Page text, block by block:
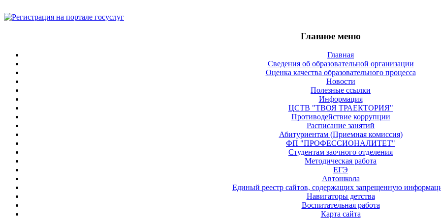
Главное меню
Главная
Сведения об образовательной организации
Оценка качества образовательного процесса
Новости
Полезные ссылки
Информация
ЦСТВ "ТВОЯ ТРАЕКТОРИЯ"
Противодействие коррупции
Расписание занятий
Абитуриентам (Приемная комиссия)
ФП "ПРОФЕССИОНАЛИТЕТ"
Студентам заочного отделения
Методическая работа
ЕГЭ
Автошкола
Единый реестр сайтов, содержащих запрещенную
Навигаторы детства
Воспитательная работа
Карта сайта